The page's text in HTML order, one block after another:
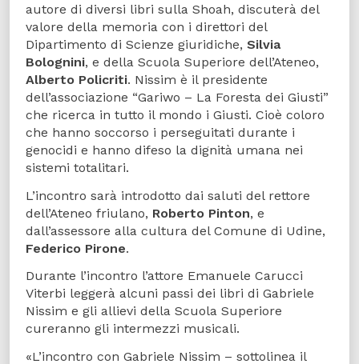
autore di diversi libri sulla Shoah, discuterà del
valore della memoria con i direttori del
Dipartimento di Scienze giuridiche, Silvia
Bolognini, e della Scuola Superiore dell’Ateneo,
Alberto Policriti. Nissim è il presidente
dell’associazione “Gariwo – La Foresta dei Giusti”
che ricerca in tutto il mondo i Giusti. Cioè coloro
che hanno soccorso i perseguitati durante i
genocidi e hanno difeso la dignità umana nei
sistemi totalitari.
L’incontro sarà introdotto dai saluti del rettore
dell’Ateneo friulano, Roberto Pinton, e
dall’assessore alla cultura del Comune di Udine,
Federico Pirone.
Durante l’incontro l’attore Emanuele Carucci
Viterbi leggerà alcuni passi dei libri di Gabriele
Nissim e gli allievi della Scuola Superiore
cureranno gli intermezzi musicali.
«L’incontro con Gabriele Nissim – sottolinea il